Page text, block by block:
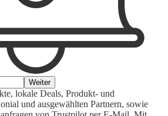
Weiter
lokale Deals, Produkt- und
und ausgewählten Partnern, sowie